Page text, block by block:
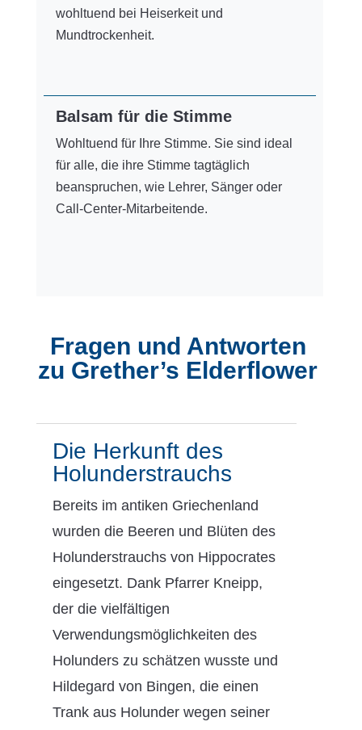
wohltuend bei Heiserkeit und
Mundtrockenheit.
Balsam für die Stimme
Wohltuend für Ihre Stimme. Sie sind ideal
für alle, die ihre Stimme tagtäglich
beanspruchen, wie Lehrer, Sänger oder
Call-Center-Mitarbeitende.
Fragen und Antworten
zu Grether’s Elderflower
Die Herkunft des
Holunderstrauchs
Bereits im antiken Griechenland
wurden die Beeren und Blüten des
Holunderstrauchs von Hippocrates
eingesetzt. Dank Pfarrer Kneipp,
der die vielfältigen
Verwendungsmöglichkeiten des
Holunders zu schätzen wusste und
Hildegard von Bingen, die einen
Trank aus Holunder wegen seiner